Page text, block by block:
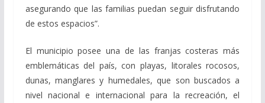
asegurando que las familias puedan seguir disfrutando
de estos espacios”.
El municipio posee una de las franjas costeras más
emblemáticas del país, con playas, litorales rocosos,
dunas, manglares y humedales, que son buscados a
nivel nacional e internacional para la recreación, el